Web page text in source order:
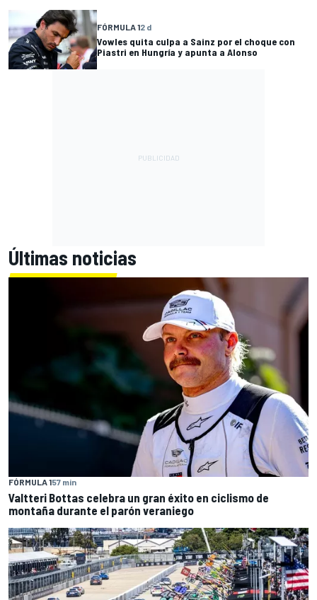
FÓRMULA 12 d
Vowles quita culpa a Sainz por el choque con
Piastri en Hungría y apunta a Alonso
Últimas noticias
FÓRMULA 157 min
Valtteri Bottas celebra un gran éxito en ciclismo de
montaña durante el parón veraniego